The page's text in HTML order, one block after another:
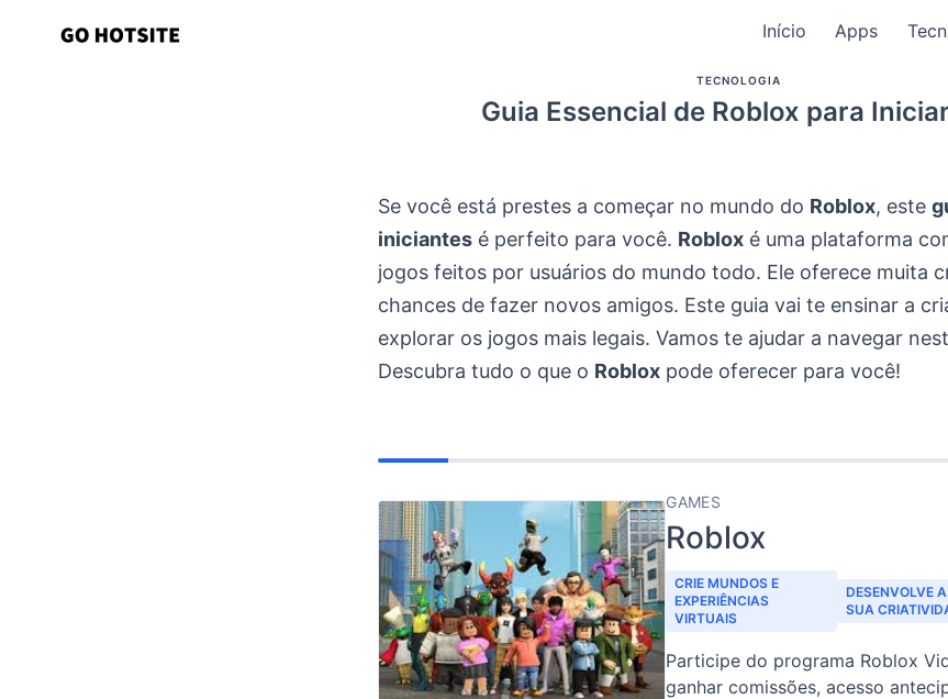
Início Apps
TECNOLOGIA
Guia Essencial de Roblox para
Se você está prestes a começar no mundo do Roblox, este
iniciantes é perfeito para você. Roblox é uma plataforma
jogos feitos por usuários do mundo todo. Ele oferece muita
chances de fazer novos amigos. Este guia vai te ensinar a
explorar os jogos mais legais. Vamos te ajudar a navegar
Descubra tudo o que o Roblox pode oferecer para você!
GAMES
Roblox
CRIE MUNDOS E
EXPERIÊNCIAS
VIRTUAIS
DESENVOLVE A
SUA
Participe do programa Roblox
ganhar comissões, acesso